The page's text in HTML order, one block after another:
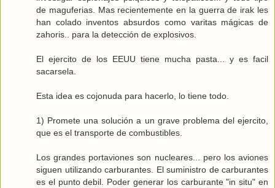
de maguferias. Mas recientemente en la guerra de irak les
han colado inventos absurdos como varitas mágicas de
zahoris.. para la detección de explosivos.
El ejercito de los EEUU tiene mucha pasta... y es facil
sacarsela.
Esta idea es cojonuda para hacerlo, lo tiene todo.
1) Promete una solución a un grave problema del ejercito,
que es el transporte de combustibles.
Los grandes portaviones son nucleares... pero los aviones
siguen utilizando carburantes. El suministro de carburantes
es el punto debil. Poder generar los carburante "in situ" en